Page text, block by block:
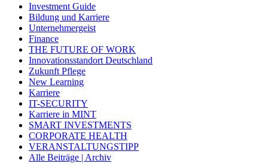
Investment Guide
Bildung und Karriere
Unternehmergeist
Finance
THE FUTURE OF WORK
Innovationsstandort Deutschland
Zukunft Pflege
New Learning
Karriere
IT-SECURITY
Karriere in MINT
SMART INVESTMENTS
CORPORATE HEALTH
VERANSTALTUNGSTIPP
Alle Beiträge | Archiv